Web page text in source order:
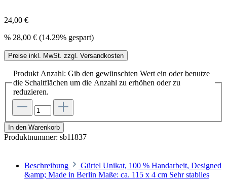
24,00 €
% 28,00 € (14.29% gespart)
Preise inkl. MwSt. zzgl. Versandkosten
Produkt Anzahl: Gib den gewünschten Wert ein oder benutze
die Schaltflächen um die Anzahl zu erhöhen oder zu
reduzieren.
In den Warenkorb
Produktnummer: sb11837
Beschreibung
Gürtel Unikat, 100 % Handarbeit, Designed
&amp; Made in Berlin Maße: ca. 115 x 4 cm Sehr stabiles